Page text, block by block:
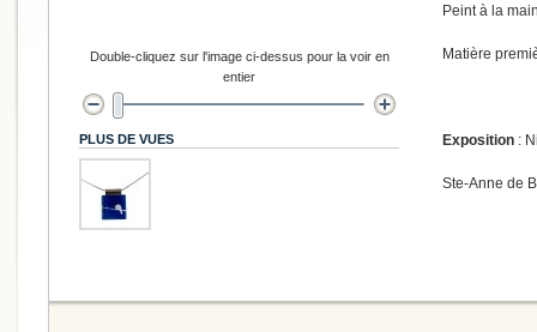
Peint à la
Matière
Exposition :
Ste-Anne de
Double-cliquez sur l'image ci-dessus pour la voir en
entier
PLUS DE VUES